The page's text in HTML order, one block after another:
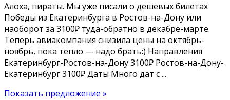
Алоха, пираты. Мы уже писали о дешевых билетах
Победы из Екатеринбурга в Ростов-на-Дону или
наоборот за 3100₽ туда-обратно в декабре-марте.
Теперь авиакомпания снизила цены на октябрь-
ноябрь, пока тепло — надо брать:) Направления
Екатеринбург-Ростов-на-Дону 3100₽ Ростов-на-Дону-
Екатеринбург 3100₽ Даты Много дат с ...
Показать предложение »